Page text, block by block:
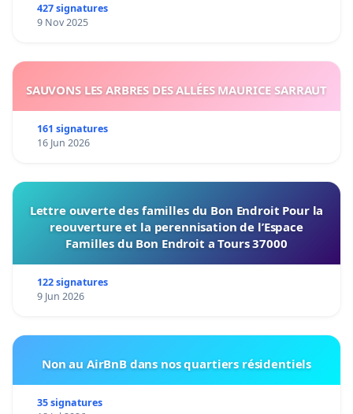
427 signatures
9 Nov 2025
SAUVONS LES ARBRES DES ALLÉES MAURICE SARRAUT
161 signatures
16 Jun 2026
Lettre ouverte des familles du Bon Endroit Pour la
reouverture et la perennisation de l’Espace
Familles du Bon Endroit a Tours 37000
122 signatures
9 Jun 2026
Non au AirBnB dans nos quartiers résidentiels
35 signatures